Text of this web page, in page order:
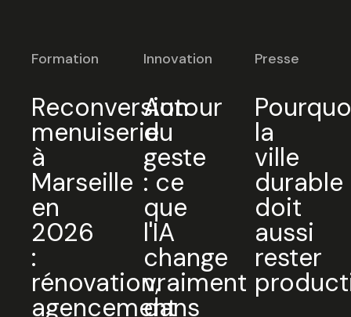
Formation
Reconversion
menuiserie
à
Marseille
en
2026
:
rénovation,
agencement
Innovation
Autour
du
geste
: ce
que
l'IA
change
vraiment
dans
Presse
la
ville
durable
doit
aussi
rester